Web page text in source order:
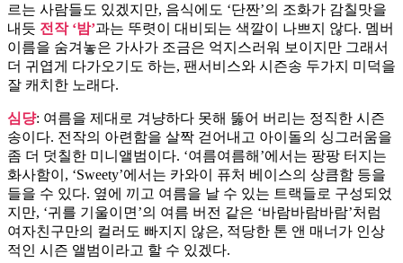
르는 사람들도 있겠지만, 음식에도 ‘단짠’의 조화가 감칠맛을
내듯 전작 ‘밤’과는 뚜렷이 대비되는 색깔이 나쁘지 않다. 멤버
이름을 숨겨놓은 가사가 조금은 억지스러워 보이지만 그래서
더 귀엽게 다가오기도 하는, 팬서비스와 시즌송 두가지 미덕을
잘 캐치한 노래다.
심댱: 여름을 제대로 겨냥하다 못해 뚫어 버리는 정직한 시즌
송이다. 전작의 아련함을 살짝 걷어내고 아이돌의 싱그러움을
좀 더 덧칠한 미니앨범이다. ‘여름여름해’에서는 팡팡 터지는
화사함이, ‘Sweety’에서는 카와이 퓨처 베이스의 상큼함 등을
들을 수 있다. 옆에 끼고 여름을 날 수 있는 트랙들로 구성되었
지만, ‘귀를 기울이면’의 여름 버전 같은 ‘바람바람바람’처럼
여자친구만의 컬러도 빠지지 않은, 적당한 톤 앤 매너가 인상
적인 시즌 앨범이라고 할 수 있겠다.